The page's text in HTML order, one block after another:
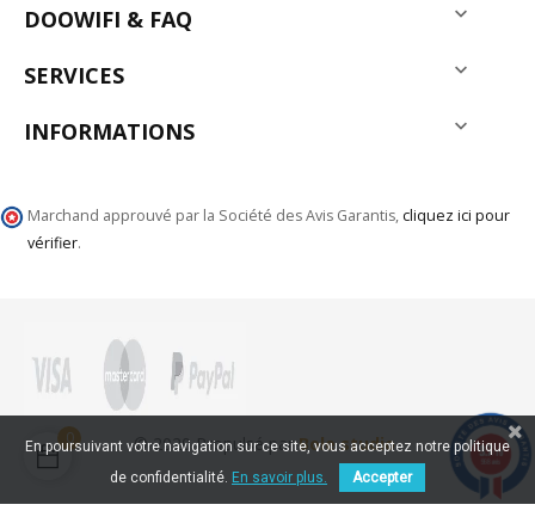
DOOWIFI & FAQ 
SERVICES 
INFORMATIONS 
Marchand approuvé par la Société des Avis Garantis, cliquez ici pour
vérifier.
© 2020 Propulsé parBole studio
0
En poursuivant votre navigation sur ce site, vous acceptez notre politique
de confidentialité. En savoir plus. Accepter
9.7 /10